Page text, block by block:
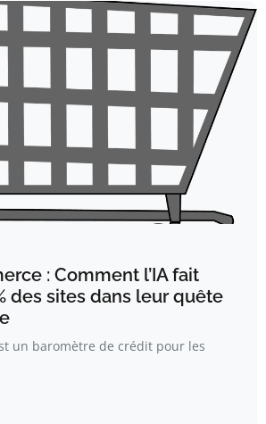
: Comment l’IA fait
des sites dans leur quête
un baromètre de crédit pour les